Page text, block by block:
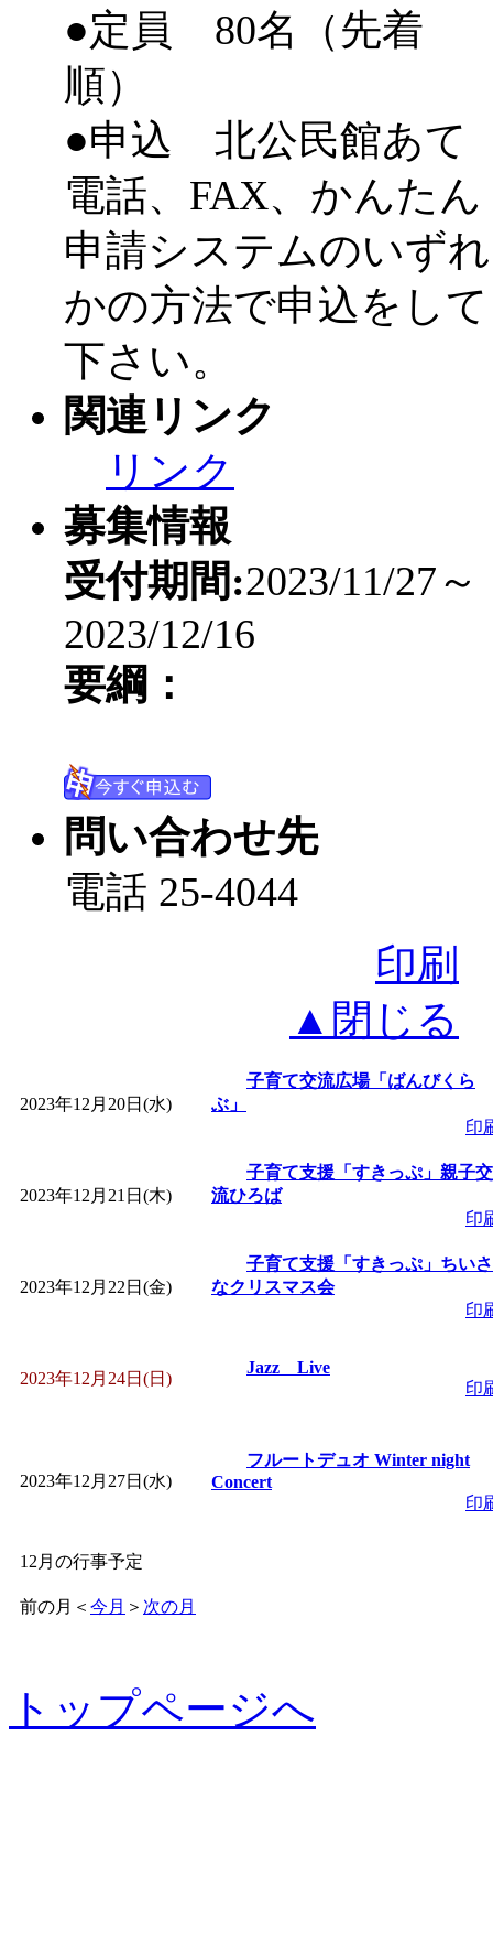
●定員 80名（先着
順）
●申込 北公民館あて
電話、FAX、かんたん
申請システムのいずれ
かの方法で申込をして
下さい。
関連リンク
リンク
募集情報
受付期間:2023/11/27～
2023/12/16
要綱：
問い合わせ先
電話 25-4044
印刷
▲閉じる
2023年12月20日(水)
子育て交流広場「ばんびくら
ぶ」
印
2023年12月21日(木)
子育て支援「すきっぷ」親子交
流ひろば
印
2023年12月22日(金)
子育て支援「すきっぷ」ちいさ
なクリスマス会
印
2023年12月24日(日)
Jazz Live
印
2023年12月27日(水)
フルートデュオ Winter night
Concert
印
12月の行事予定
前の月 ＜ 今月 ＞ 次の月
トップページへ